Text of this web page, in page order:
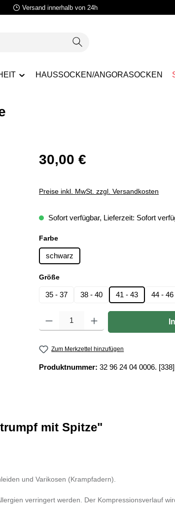
Versand innerhalb von 24h
HAUSSOCKEN/ANGORASOCKEN
30,00 €
Preise inkl. MwSt. zzgl. Versandkosten
Sofort verfügbar, Lieferzeit: Sofort
Farbeauswählen
schwarz
Größeauswählen
35 - 37 38 - 40 41 - 43 44 - 46
Produkt Anzahl: Gib den gewünschten Wert ein
Zum Merkzettel hinzufügen
Produktnummer: 32 96 24 04 0006.
mit Spitze"
und Varikosen (Krampfadern).
verringert werden. Der Kompressionsverlauf